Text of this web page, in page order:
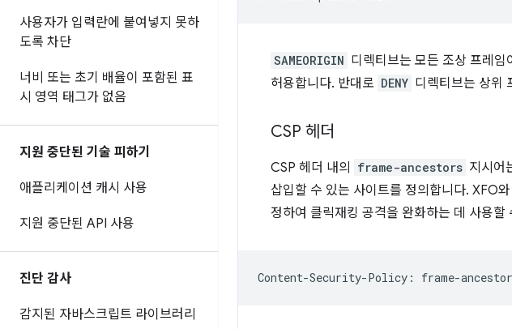
사용자가 입력란에 붙여넣지 못하
도록 차단
너비 또는 초기 배율이 포함된 표
시 영역 태그가 없음
지원 중단된 기술 피하기
애플리케이션 캐시 사용
지원 중단된 API 사용
진단 감사
감지된 자바스크립트 라이브러리
SAMEORIGIN 디렉티브는 모든 조상 프레
허용합니다. 반대로 DENY 디렉티브는 상위
CSP 헤더
CSP 헤더 내의 frame-ancestors 지시어
삽입할 수 있는 사이트를 정의합니다. XFO
정하여 클릭재킹 공격을 완화하는 데 사용할